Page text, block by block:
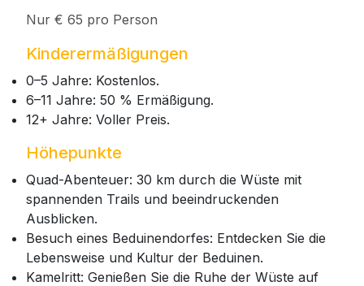
Nur € 65 pro Person
Kinderermäßigungen
0–5 Jahre: Kostenlos.
6–11 Jahre: 50 % Ermäßigung.
12+ Jahre: Voller Preis.
Höhepunkte
Quad-Abenteuer: 30 km durch die Wüste mit
spannenden Trails und beeindruckenden
Ausblicken.
Besuch eines Beduinendorfes: Entdecken Sie die
Lebensweise und Kultur der Beduinen.
Kamelritt: Genießen Sie die Ruhe der Wüste auf